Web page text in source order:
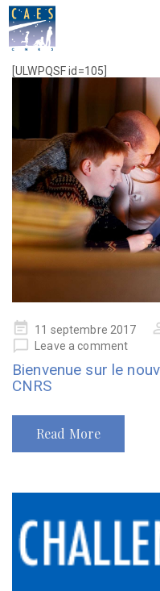
[ULWPQSF id=105]
11 septembre 2017
Leave a comment
Bienvenue sur le
CNRS
Read More